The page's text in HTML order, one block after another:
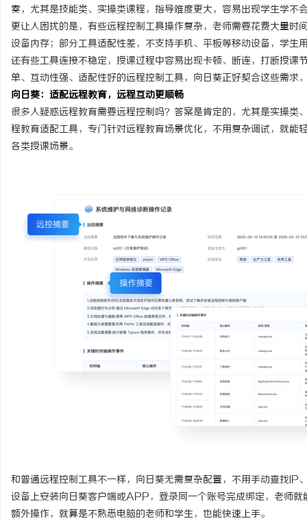
奏，尤其是技能类、实操类课程，指导难度更大，容易出现学生学不
更让人困扰的是，有些远程控制工具操作复杂，老师需要花费大量
设备内存；部分工具适配性差，不支持手机、平板等移动设备，学
还有些工具连接不稳定，授课过程中容易出现卡顿、断连，打断授
单、互动性强、适配性好的远程控制工具，向日葵正好契合这些需求
向日葵：适配远程教育，远程互动更顺畅
很多人疑惑远程教育需要远程控制吗？答案是肯定的，尤其是实操
程教育适配工具，专门针对远程教育场景优化，不用复杂调试，就
各类授课场景。
和普通远程控制工具不一样，向日葵无需复杂配置，不用手动查找
设备上安装向日葵客户端或APP，登录同一个账号完成绑定，老师
额外操作，就算是不熟悉电脑的老师和学生，也能快速上手。